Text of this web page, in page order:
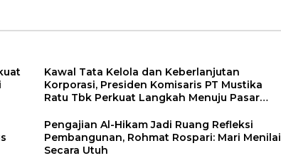
Kawal Tata Kelola dan Keberlanjutan
Korporasi, Presiden Komisaris PT Mustika
Ratu Tbk Perkuat Langkah Menuju Pasar
Pengajian Al-Hikam Jadi Ruang Refleksi
Pembangunan, Rohmat Rospari: Mari Menilai
Secara Utuh